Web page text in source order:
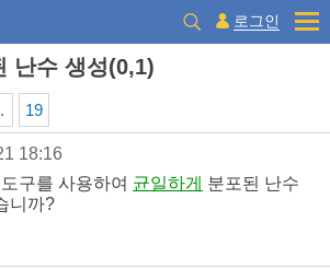
로그인
난수 생성(0,1)
19
18:16
구를 사용하여 균일하게 분포된 난수
니까?